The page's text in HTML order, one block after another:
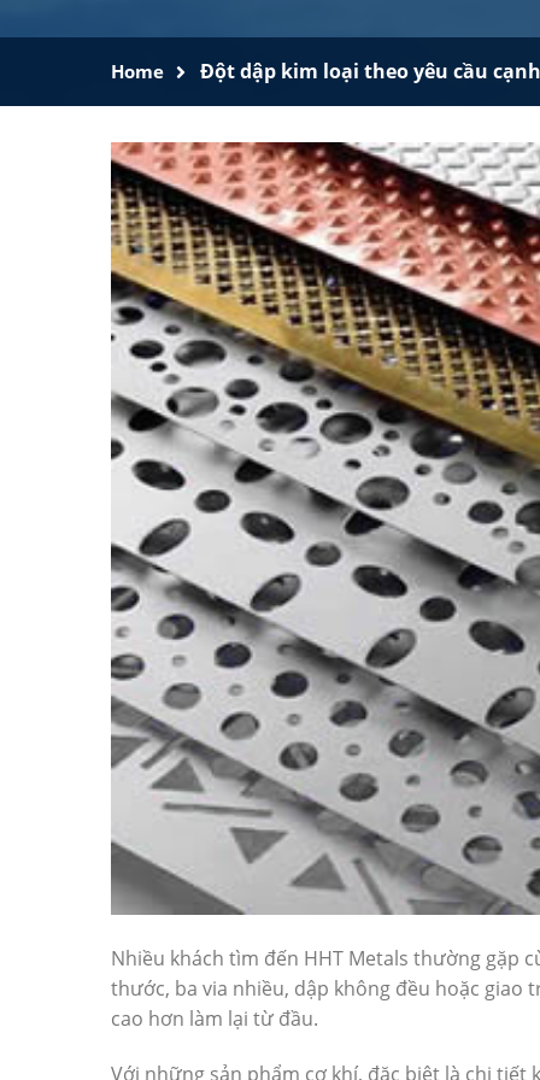
Home Đột dập kim loại theo yêu cầu
Nhiều khách tìm đến HHT Metals thường gặp
thước, ba via nhiều, dập không đều hoặc
cao hơn làm lại từ đầu.
Với những sản phẩm cơ khí, đặc biệt là chi